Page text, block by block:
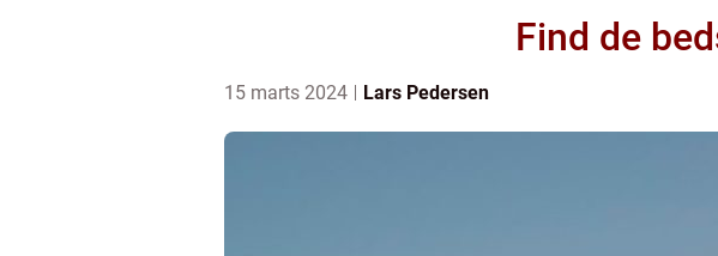
Find de
15 marts 2024 Lars Pedersen